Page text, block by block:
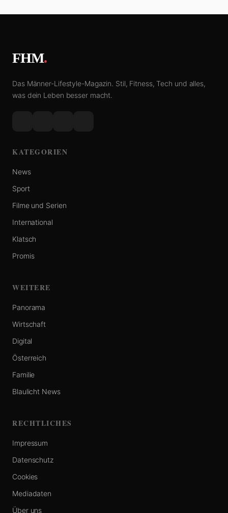
FHM.
Das Männer-Lifestyle-Magazin. Stil, Fitness, Tech und alles,
was dein Leben besser macht.
KATEGORIEN
News
Sport
Filme und Serien
International
Klatsch
Promis
WEITERE
Panorama
Wirtschaft
Digital
Österreich
Familie
Blaulicht News
RECHTLICHES
Impressum
Datenschutz
Cookies
Mediadaten
Über uns